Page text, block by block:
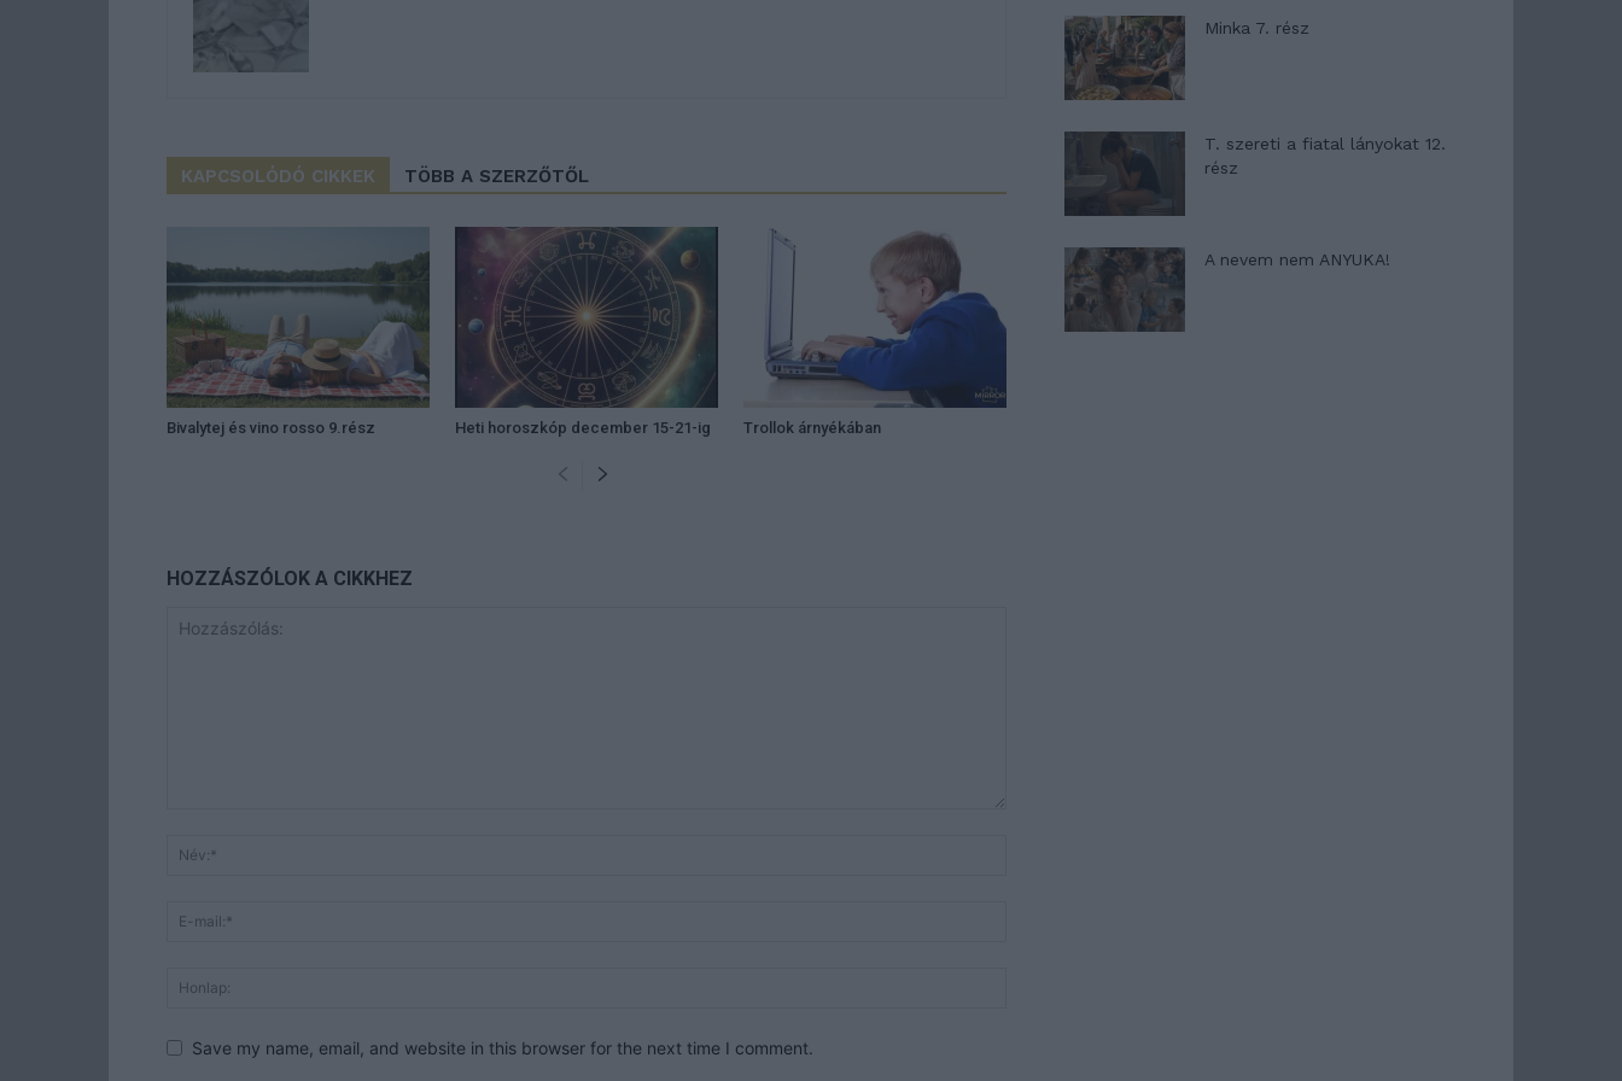
KAPCSOLÓDÓ CIKKEK TÖBB A SZERZŐTŐL
Bivalytej és vino rosso 9.rész Heti horoszkóp december 15-21-ig Trollok árnyékában
HOZZÁSZÓLOK A CIKKHEZ
Save my name, email, and website in this browser for the next time I comment.
Minka 7. rész
T. szereti a fiatal lányokat 12.
rész
A nevem nem ANYUKA!